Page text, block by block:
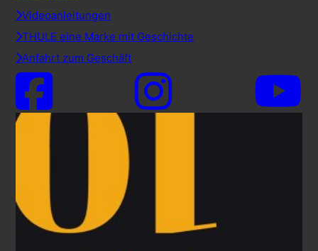
Videoanleitungen
THULE eine Marke mit Geschichte
Anfahrt zum Geschäft